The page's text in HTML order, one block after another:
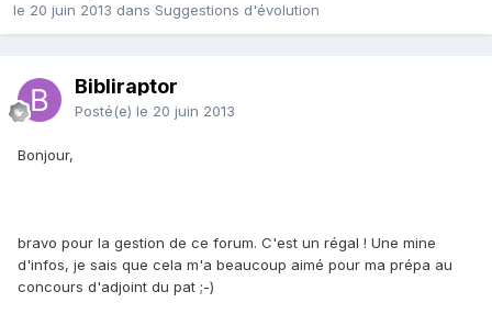
le 20 juin 2013 dans Suggestions d'évolution
Bibliraptor
Posté(e) le 20 juin 2013
Bonjour,
bravo pour la gestion de ce forum. C'est un régal ! Une mine
d'infos, je sais que cela m'a beaucoup aimé pour ma prépa au
concours d'adjoint du pat ;-)